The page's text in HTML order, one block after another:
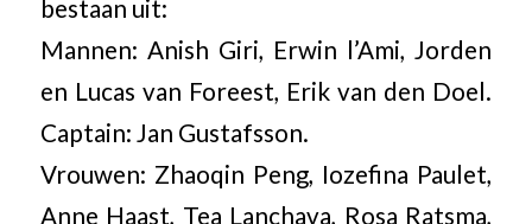
bestaan uit:
Mannen: Anish Giri, Erwin l’Ami, Jorden
en Lucas van Foreest, Erik van den Doel.
Captain: Jan Gustafsson.
Vrouwen: Zhaoqin Peng, Iozefina Paulet,
Anne Haast, Tea Lanchava, Rosa Ratsma,